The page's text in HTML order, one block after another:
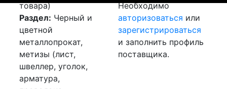
товара)
Раздел: Черный и
цветной
металлопрокат,
метизы (лист,
швеллер, уголок,
арматура,
Необходимо
авторизоваться или
зарегистрироваться
и заполнить профиль
поставщика.